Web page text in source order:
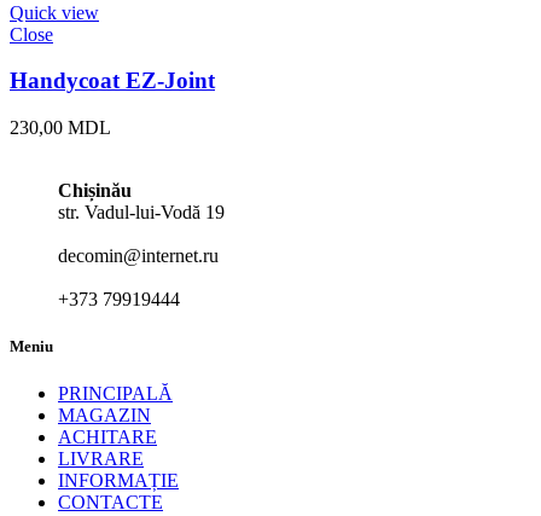
Quick view
Close
Handycoat EZ-Joint
230,00 MDL
Chișinău
str. Vadul-lui-Vodă 19
decomin@internet.ru
+373 79919444
Meniu
PRINCIPALĂ
MAGAZIN
ACHITARE
LIVRARE
INFORMAȚIE
CONTACTE